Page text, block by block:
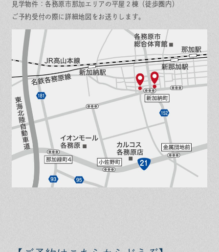
見学物件：各務原市那加エリアの平屋２棟（徒歩圏内）
ご予約受付の際に詳細地図をお送りします。